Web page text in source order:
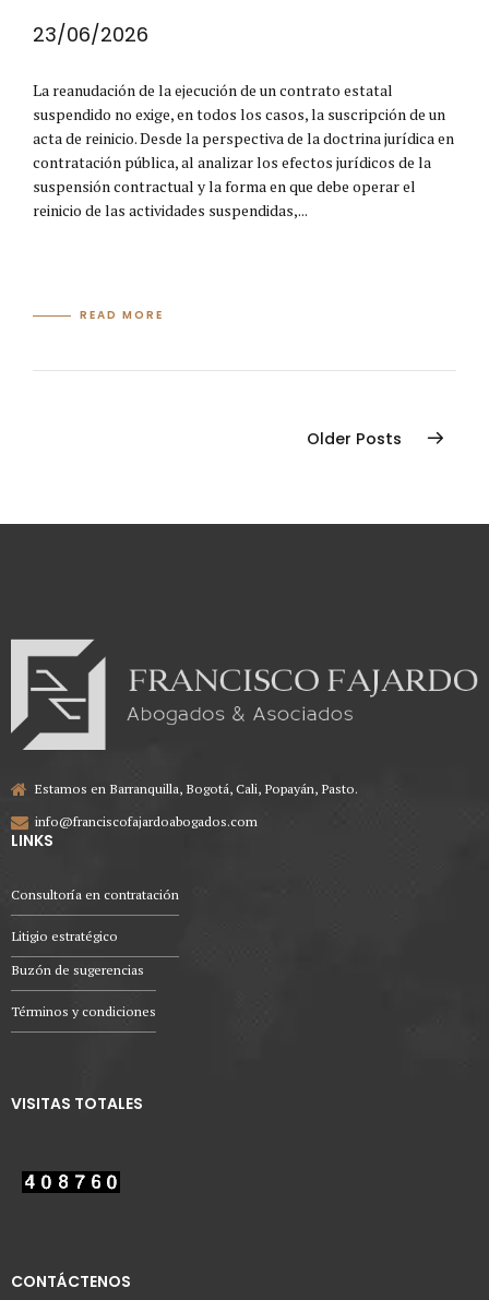
23/06/2026
La reanudación de la ejecución de un contrato estatal
suspendido no exige, en todos los casos, la suscripción de un
acta de reinicio. Desde la perspectiva de la doctrina jurídica en
contratación pública, al analizar los efectos jurídicos de la
suspensión contractual y la forma en que debe operar el
reinicio de las actividades suspendidas,...
READ MORE
Older Posts
Estamos en Barranquilla, Bogotá, Cali, Popayán, Pasto.
info@franciscofajardoabogados.com
LINKS
Consultoría en contratación
Litigio estratégico
Buzón de sugerencias
Términos y condiciones
VISITAS TOTALES
CONTÁCTENOS